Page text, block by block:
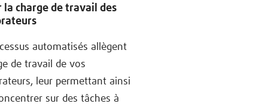
la charge de travail des
automatisés allègent
de travail de vos
leur permettant ainsi
sur des tâches à